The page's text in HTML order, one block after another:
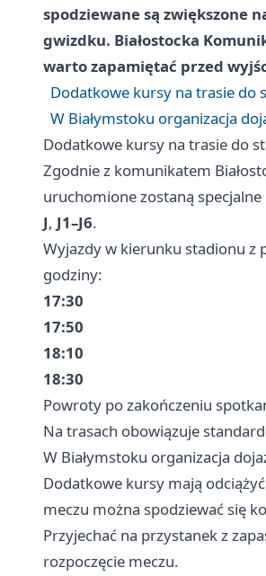
spodziewane są zwiększone
gwizdku. Białostocka
warto zapamiętać przed
Dodatkowe kursy na trasie do
W Białymstoku organizacja
Dodatkowe kursy na trasie do
Zgodnie z komunikatem
uruchomione zostaną specjalne
J, J1–J6.
Wyjazdy w kierunku stadionu z
godziny:
17:30
17:50
18:10
18:30
Powroty po zakończeniu
Na trasach obowiązuje
W Białymstoku organizacja
Dodatkowe kursy mają
meczu można spodziewać się
Przyjechać na przystanek z
rozpoczęcie meczu.